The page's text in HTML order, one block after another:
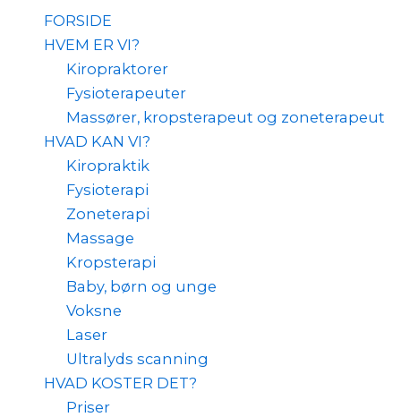
FORSIDE
HVEM ER VI?
Kiropraktorer
Fysioterapeuter
Massører, kropsterapeut og zoneterapeut
HVAD KAN VI?
Kiropraktik
Fysioterapi
Zoneterapi
Massage
Kropsterapi
Baby, børn og unge
Voksne
Laser
Ultralyds scanning
HVAD KOSTER DET?
Priser